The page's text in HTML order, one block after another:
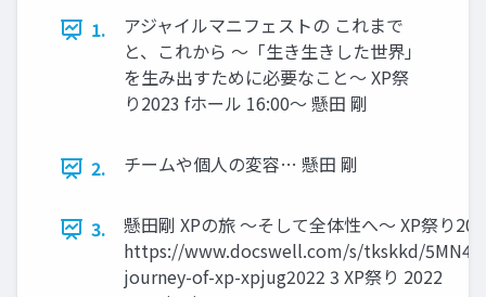
1.
アジャイルマニフェストの これまで
と、これから 〜「生き生きした世界」
を生み出すために必要なこと〜 XP祭
り2023 fホール 16:00〜 懸田 剛
2. チームや個人の変容… 懸田 剛
3.
懸田剛 XPの旅 〜そして全体性へ〜 XP祭り
https://www.docswell.com/s/tkskkd/
journey-of-xp-xpjug2022 3 XP祭り 2022